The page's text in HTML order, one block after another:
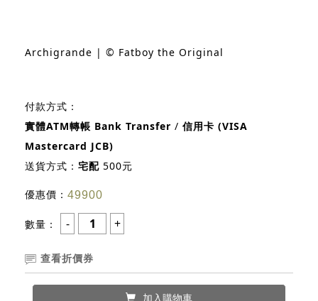
Archigrande | © Fatboy the Original
付款方式：
實體ATM轉帳 Bank Transfer / 信用卡 (VISA
Mastercard JCB)
送貨方式： 宅配 500元
優惠價： 49900
數量：
查看折價券
加入購物車